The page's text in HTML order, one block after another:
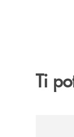
Ti